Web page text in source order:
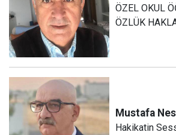
ÖZEL OKUL
ÖZLÜK
Mustafa
Hakikatin